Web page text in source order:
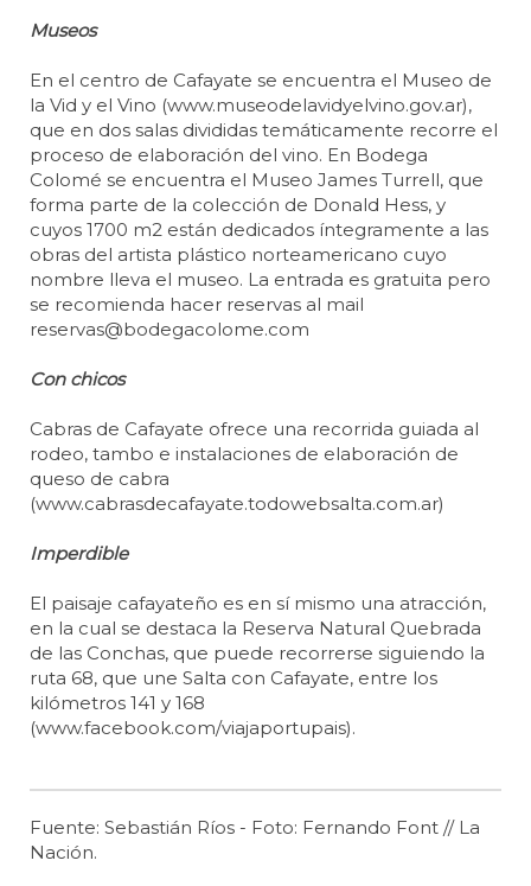
Museos
En el centro de Cafayate se encuentra el Museo de
la Vid y el Vino (www.museodelavidyelvino.gov.ar),
que en dos salas divididas temáticamente recorre el
proceso de elaboración del vino. En Bodega
Colomé se encuentra el Museo James Turrell, que
forma parte de la colección de Donald Hess, y
cuyos 1700 m2 están dedicados íntegramente a las
obras del artista plástico norteamericano cuyo
nombre lleva el museo. La entrada es gratuita pero
se recomienda hacer reservas al mail
reservas@bodegacolome.com
Con chicos
Cabras de Cafayate ofrece una recorrida guiada al
rodeo, tambo e instalaciones de elaboración de
queso de cabra
(www.cabrasdecafayate.todowebsalta.com.ar)
Imperdible
El paisaje cafayateño es en sí mismo una atracción,
en la cual se destaca la Reserva Natural Quebrada
de las Conchas, que puede recorrerse siguiendo la
ruta 68, que une Salta con Cafayate, entre los
kilómetros 141 y 168
(www.facebook.com/viajaportupais).
Fuente: Sebastián Ríos - Foto: Fernando Font // La
Nación.